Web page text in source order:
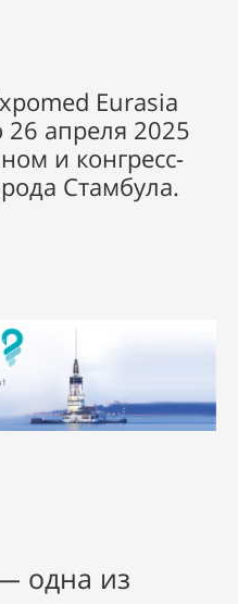
Eurasia
26 апреля 2025
и конгресс-
Стамбула.
одна из